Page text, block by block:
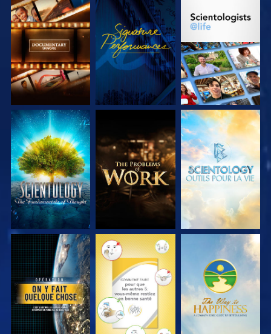
DÉCOUVRIR LES
SÉRIES
REGARDER
DÉCOUVRIR LES
DÉCOUVRIR LES
SÉRIES
DÉCOUVRIR LES
SÉRIES
DÉCOUVRIR LES
SÉRIES
REGARDER REGARDER REGARDER